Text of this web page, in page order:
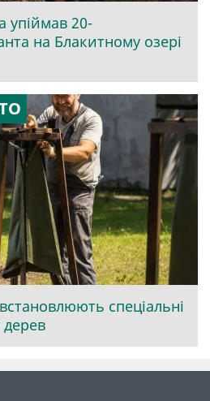
упіймав 20-
на Блакитному озері
спеціальні